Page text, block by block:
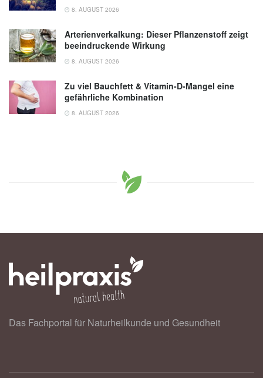
8. AUGUST 2026
Arterienverkalkung: Dieser Pflanzenstoff zeigt
beeindruckende Wirkung
8. AUGUST 2026
Zu viel Bauchfett & Vitamin-D-Mangel eine
gefährliche Kombination
8. AUGUST 2026
Das Fachportal für Naturheilkunde und Gesundheit